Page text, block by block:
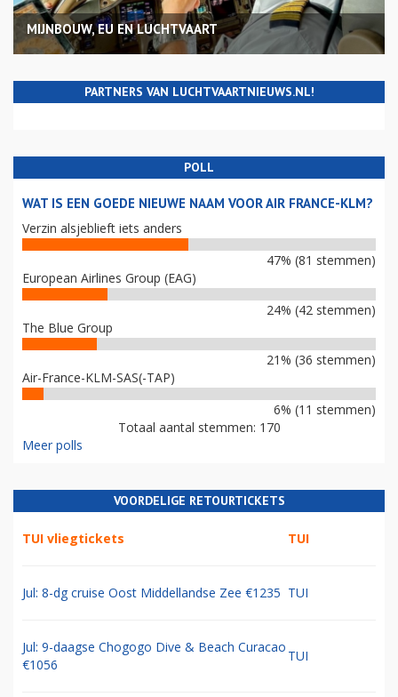
MIJNBOUW, EU EN LUCHTVAART
PARTNERS VAN LUCHTVAARTNIEUWS.NL!
POLL
WAT IS EEN GOEDE NIEUWE NAAM VOOR AIR FRANCE-KLM?
Verzin alsjeblieft iets anders
47% (81 stemmen)
European Airlines Group (EAG)
24% (42 stemmen)
The Blue Group
21% (36 stemmen)
Air-France-KLM-SAS(-TAP)
6% (11 stemmen)
Totaal aantal stemmen: 170
Meer polls
VOORDELIGE RETOURTICKETS
TUI vliegtickets TUI
Jul: 8-dg cruise Oost Middellandse Zee €1235 TUI
Jul: 9-daagse Chogogo Dive & Beach Curacao
€1056
TUI